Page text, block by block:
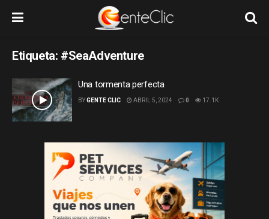
Etiqueta: #SeaAdventure
Una tormenta perfecta
BYGENTE CLIC ABRIL 5, 2024 0 17.1K